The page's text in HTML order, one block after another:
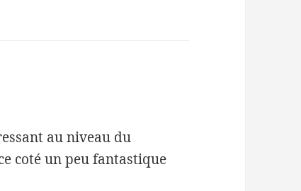
au niveau du
coté un peu fantastique